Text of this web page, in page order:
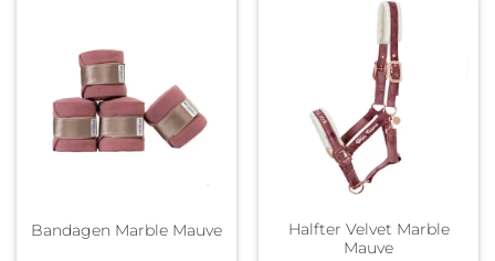
Bandagen Marble Mauve
Halfter Velvet Marble
Mauve